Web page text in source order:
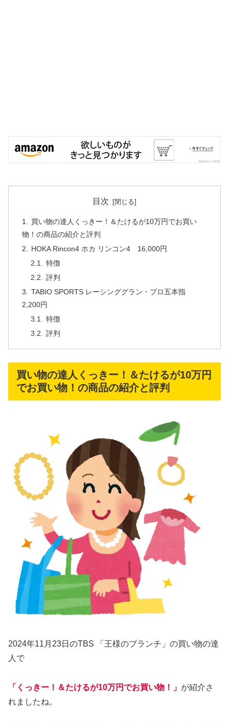
目次
買い物の達人くっきー！＆たけるが10万円でお買い
物！の商品の紹介と評判
HOKA Rincon4 ホカ リンコン4 16,000円
特徴
評判
TABIO SPORTS レーシンググラン・プロ五本指
2,200円
特徴
評判
買い物の達人くっきー！＆たけるが10万円
でお買い物！の商品の紹介と評判
2024年11月23日のTBS 「王様のブランチ」の買い物の達
人で
「くっきー！＆たけるが10万円でお買い物！」 が紹介さ
れましたね。